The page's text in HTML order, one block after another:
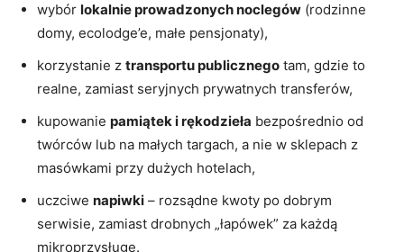
wybór lokalnie prowadzonych noclegów (rodzinne
domy, ecolodge’e, małe pensjonaty),
korzystanie z transportu publicznego tam, gdzie to
realne, zamiast seryjnych prywatnych transferów,
kupowanie pamiątek i rękodzieła bezpośrednio od
twórców lub na małych targach, a nie w sklepach z
masówkami przy dużych hotelach,
uczciwe napiwki – rozsądne kwoty po dobrym
serwisie, zamiast drobnych „łapówek” za każdą
mikroprzysługę.